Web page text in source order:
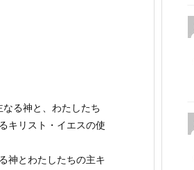
る神と、わたしたち
キリスト・イエスの使
神とわたしたちの主キ